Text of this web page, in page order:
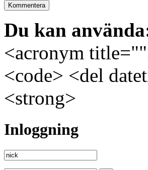
Du kan
<acronym
<code> <del
<strong>
Inloggning